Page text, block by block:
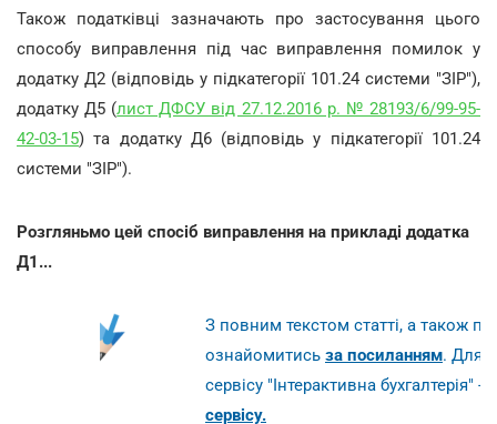
Також податківці зазначають про застосування цього
способу виправлення під час виправлення помилок у
додатку Д2 (відповідь у підкатегорії 101.24 системи "ЗІР"),
додатку Д5 (лист ДФСУ від 27.12.2016 р. № 28193/6/99-95-
42-03-15) та додатку Д6 (відповідь у підкатегорії 101.24
системи "ЗІР").
Розгляньмо цей спосіб виправлення на прикладі додатка
Д1...
З повним текстом статті, а також
ознайомитись за посиланням. Для
сервісу "Інтерактивна бухгалтерія" -
сервісу.